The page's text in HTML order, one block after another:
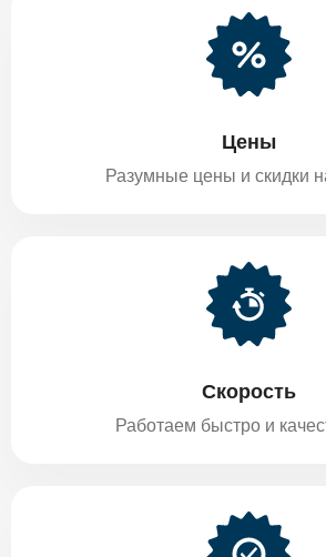
Цены
Разумные цены и скидки
Скорость
Работаем быстро и